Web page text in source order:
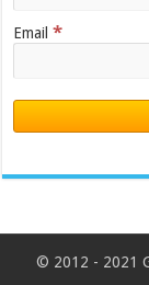
Email*
© 2012 - 2021